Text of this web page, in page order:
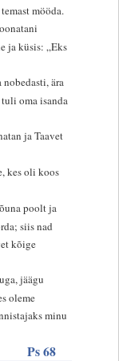
mööda.
ja küsis: „Eks
ära
oma isanda
ja Taavet
kes oli koos
poolt ja
siis nad
kõige
jäägu
oleme
minu
Ps 68